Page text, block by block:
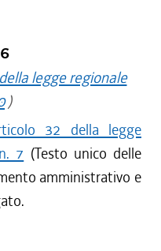
legge regionale
)
32 della legge
7 (Testo unico delle
amministrativo e